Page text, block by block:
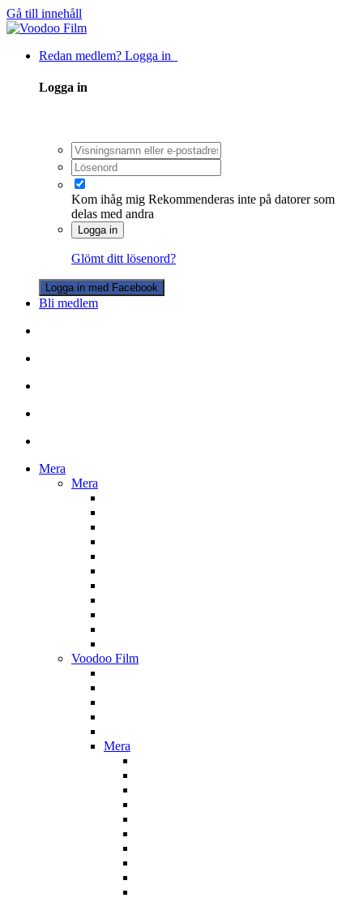
Gå till innehåll
Redan medlem? Logga in
Logga in
Kom ihåg mig Rekommenderas inte på datorer som
delas med andra
Logga in
Glömt ditt lösenord?
Logga in med Facebook
Bli medlem
Mera
Mera
Voodoo Film
Mera